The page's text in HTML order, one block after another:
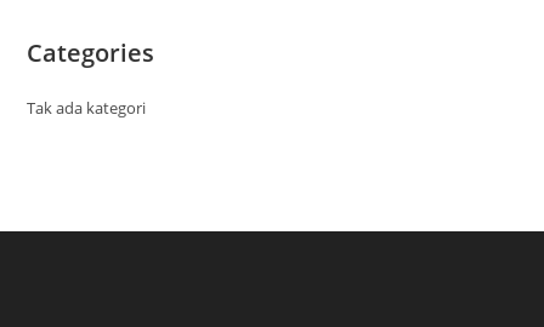
Categories
Tak ada kategori